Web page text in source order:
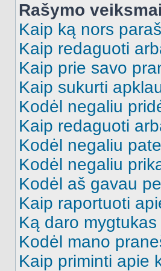
Rašymo veiksmai
Kaip ką nors
Kaip redaguoti
Kaip prie savo
Kaip sukurti
Kodėl negaliu
Kaip redaguoti
Kodėl negaliu
Kodėl negaliu
Kodėl aš gavau
Kaip raportuoti
Ką daro
Kodėl mano
Kaip priminti apie